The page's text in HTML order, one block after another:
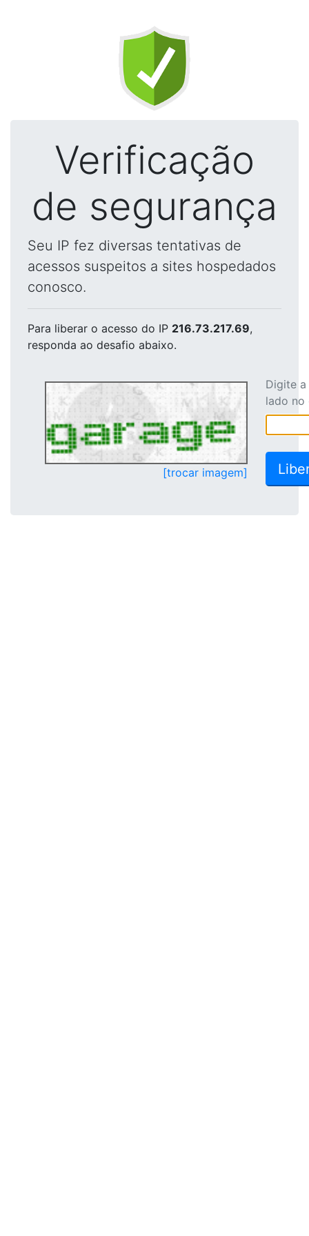
Verificação
de segurança
Seu IP fez diversas tentativas de
acessos suspeitos a sites hospedados
conosco.
Para liberar o acesso do IP 216.73.217.69,
responda ao desafio abaixo.
[trocar imagem]
Digite
lado no